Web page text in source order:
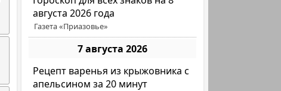
августа 2026 года
Газета «Приазовье»
7 августа 2026
Рецепт варенья из крыжовника с
апельсином за 20 минут